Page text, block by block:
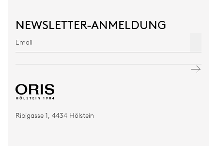
NEWSLETTER-ANMELDUNG
Ribigasse 1, 4434 Hölstein